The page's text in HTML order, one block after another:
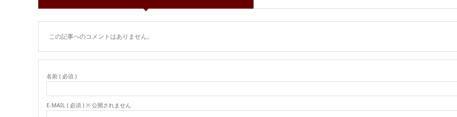
この記事へのコメントはありません。
名前 ( 必須 )
E-MAIL ( 必須 ) ※ 公開されません